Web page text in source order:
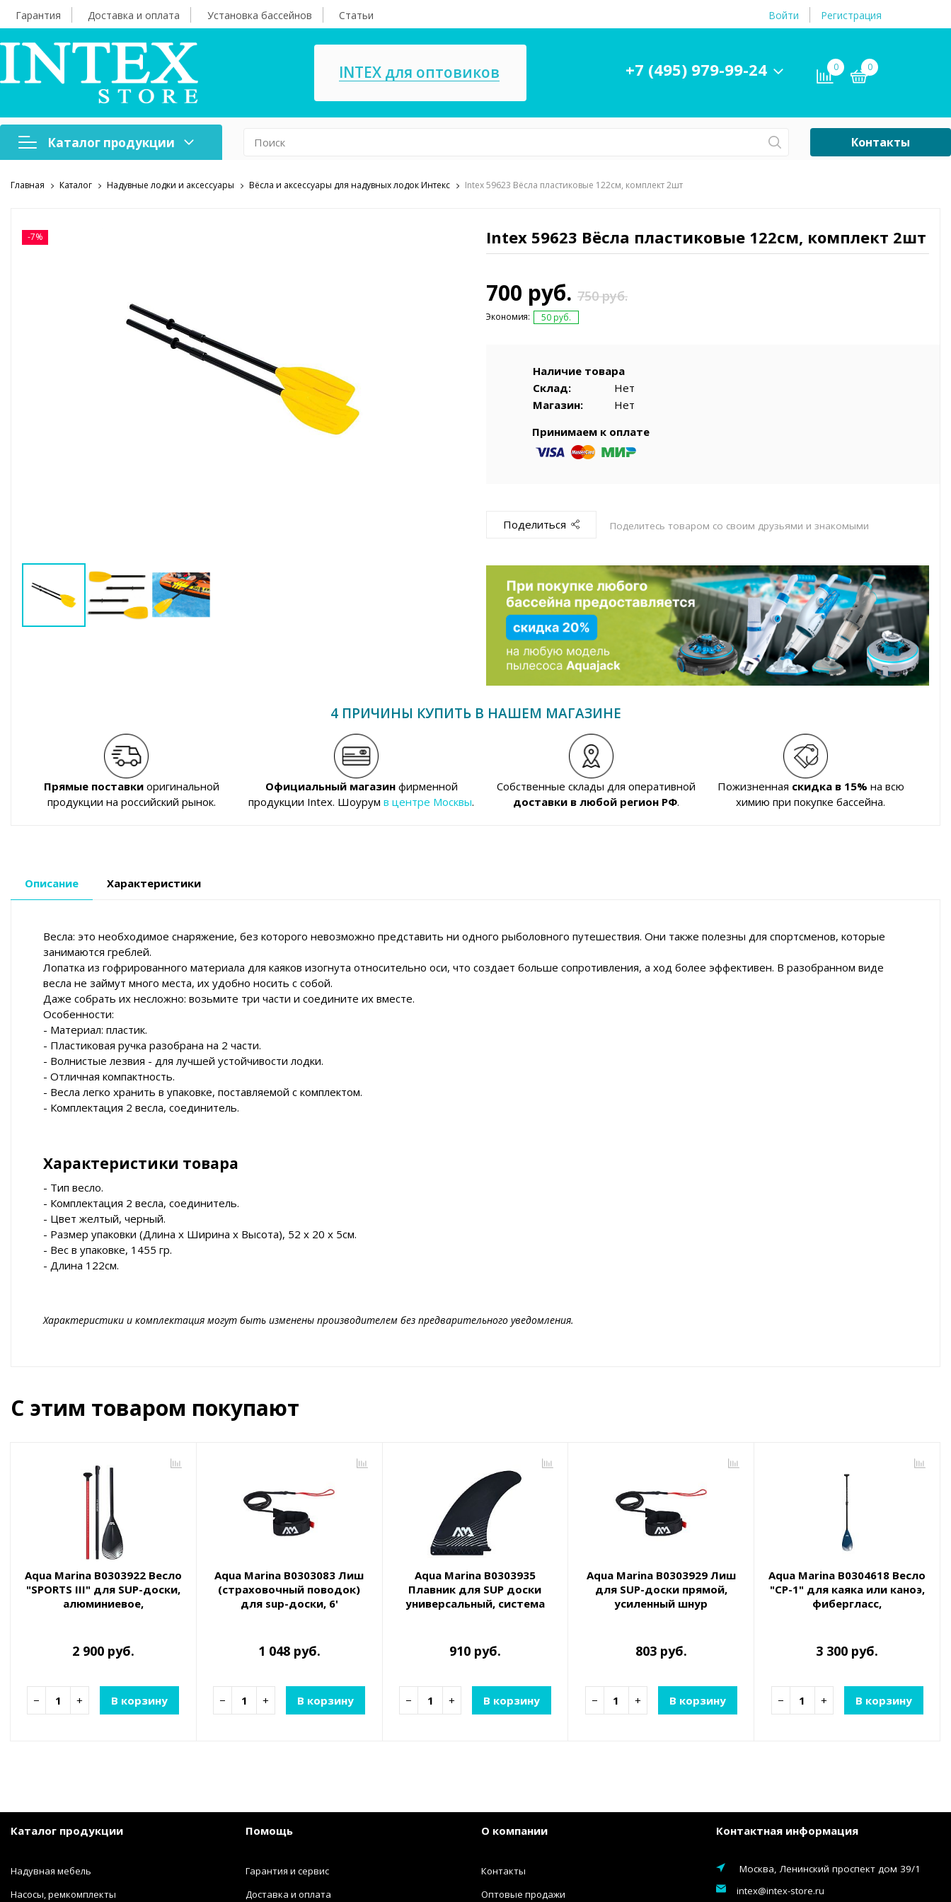
Гарантия Доставка и оплата Установка бассейнов Статьи Войти Регистрация
INTEX для оптовиков +7 (495) 979-99-24 0 0
Каталог продукции
Надувная мебель Насосы, ремкомплекты СПА
игрушки
принадлежности
Воздушные насосы Уцененный Товар
Контакты
Главная Каталог Надувные лодки и аксессуары Вёсла и аксессуары для надувных лодок Интекс Intex 59623 Вёсла пластиковые 122см, комплект 2шт
-7% Intex 59623 Вёсла пластиковые 122см, комплект 2шт
700 руб. 750 руб.
Экономия: 50 руб.
Наличие товара
Склад:
Нет
Магазин:
Нет
Принимаем к оплате
Поделиться Поделитесь товаром со своим друзьями и знакомыми
4 ПРИЧИНЫ КУПИТЬ В НАШЕМ МАГАЗИНЕ
Прямые поставкиоригинальной
продукции на российский рынок.
Официальный магазинфирменной
продукции Intex. Шоурумв центре Москвы.
Собственные склады для оперативной
доставки в любой регион РФ.
Пожизненная скидка в 15% на всю
химию при покупке бассейна.
Описание Характеристики
Весла: это необходимое снаряжение, без которого невозможно представить ни одного рыболовного путешествия. Они также полезны для спортсменов, которые
занимаются греблей.
Лопатка из гофрированного материала для каяков изогнута относительно оси, что создает больше сопротивления, а ход более эффективен. В разобранном виде
весла не займут много места, их удобно носить с собой.
Даже собрать их несложно: возьмите три части и соедините их вместе.
Особенности:
- Материал: пластик.
- Пластиковая ручка разобрана на 2 части.
- Волнистые лезвия - для лучшей устойчивости лодки.
- Отличная компактность.
- Весла легко хранить в упаковке, поставляемой с комплектом.
- Комплектация 2 весла, соединитель.
Характеристики товара
- Тип весло.
- Комплектация 2 весла, соединитель.
- Цвет желтый, черный.
- Размер упаковки (Длина х Ширина х Высота), 52 x 20 x 5см.
- Вес в упаковке, 1455 гр.
- Длина 122см.
Характеристики и комплектация могут быть изменены производителем без предварительного уведомления.
С этим товаром покупают
Aqua Marina B0303922 Весло
"SPORTS III" для SUP-доски,
алюминиевое,
2 900 руб.
− + В корзину
Aqua Marina B0303083 Лиш
(страховочный поводок)
для sup-доски, 6'
1 048 руб.
− + В корзину
Aqua Marina B0303935
Плавник для SUP доски
универсальный, система
910 руб.
− + В корзину
Aqua Marina B0303929 Лиш
для SUP-доски прямой,
усиленный шнур
803 руб.
− + В корзину
Aqua Marina B0304618 Весло
"CP-1" для каяка или каноэ,
фибергласс,
3 300 руб.
− + В корзину
Каталог продукции
Надувная мебель
Насосы, ремкомплекты
Помощь
Гарантия и сервис
Доставка и оплата
О компании
Контакты
Оптовые продажи
Контактная информация
Москва, Ленинский проспект дом 39/1
intex@intex-store.ru